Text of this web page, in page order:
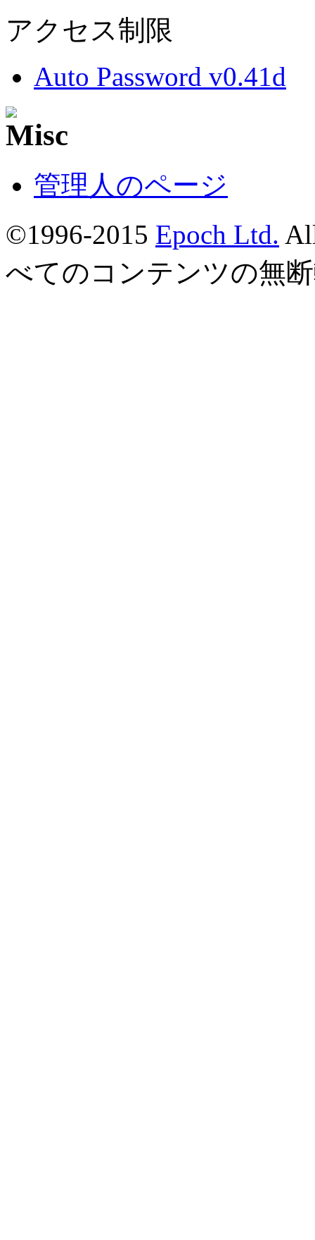
アクセス制限
Auto Password v0.41d
管理人のページ
©1996-2015 Epoch Ltd.
べてのコンテンツの無